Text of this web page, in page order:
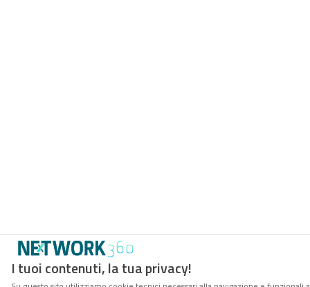
I tuoi contenuti, la tua privacy!